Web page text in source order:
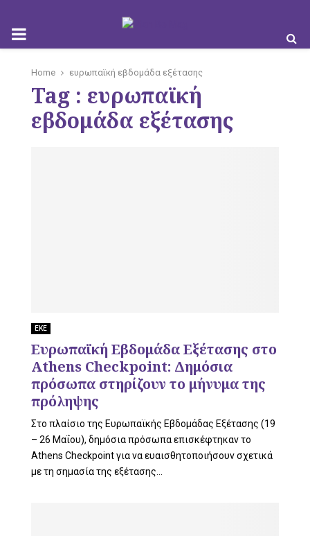
M
Home ευρωπαϊκή εβδομάδα εξέτασης
Tag : ευρωπαϊκή
εβδομάδα εξέτασης
ΕΚΕ
Ευρωπαϊκή Εβδομάδα Εξέτασης στο
Athens Checkpoint: Δημόσια
πρόσωπα στηρίζουν το μήνυμα της
πρόληψης
Στο πλαίσιο της Ευρωπαϊκής Εβδομάδας Εξέτασης (19
– 26 Μαΐου), δημόσια πρόσωπα επισκέφτηκαν το
Athens Checkpoint για να ευαισθητοποιήσουν σχετικά
με τη σημασία της εξέτασης...